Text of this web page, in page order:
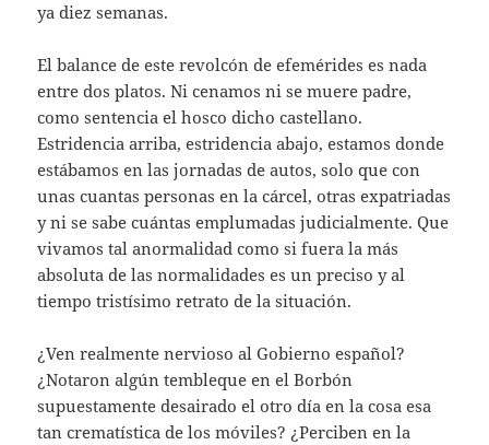
ya diez semanas.
El balance de este revolcón de efemérides es nada
entre dos platos. Ni cenamos ni se muere padre,
como sentencia el hosco dicho castellano.
Estridencia arriba, estridencia abajo, estamos donde
estábamos en las jornadas de autos, solo que con
unas cuantas personas en la cárcel, otras expatriadas
y ni se sabe cuántas emplumadas judicialmente. Que
vivamos tal anormalidad como si fuera la más
absoluta de las normalidades es un preciso y al
tiempo tristísimo retrato de la situación.
¿Ven realmente nervioso al Gobierno español?
¿Notaron algún tembleque en el Borbón
supuestamente desairado el otro día en la cosa esa
tan crematística de los móviles? ¿Perciben en la